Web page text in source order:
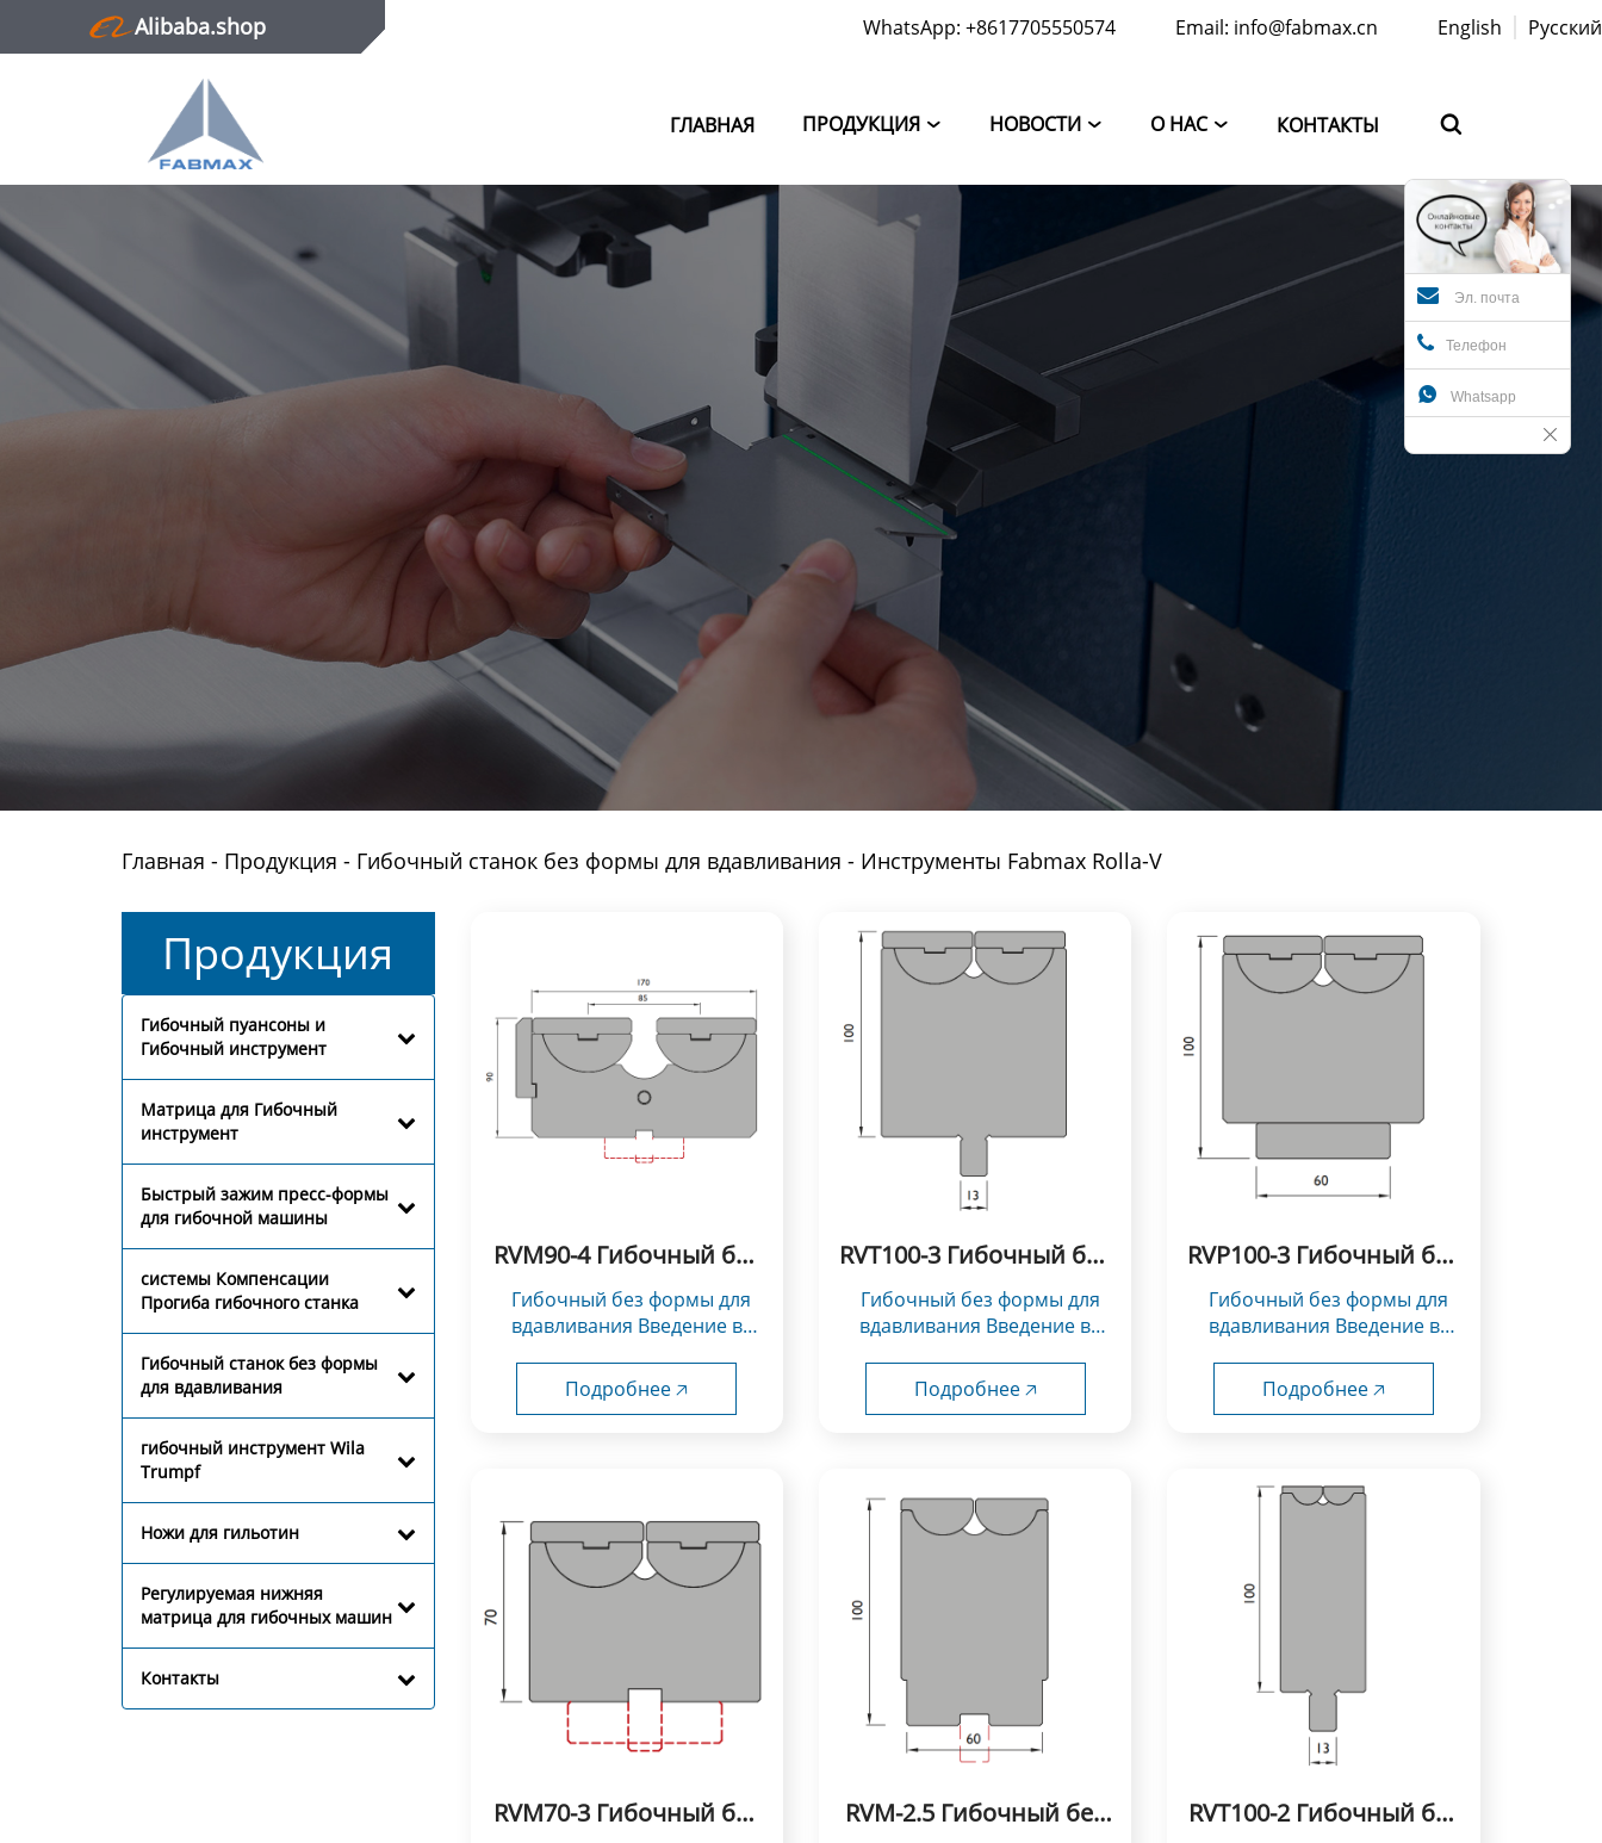
Alibaba.shop WhatsApp: +8617705550574 Email: info@fabmax.cn English Русский
ГЛАВНАЯ ПРОДУКЦИЯ  НОВОСТИ  О НАС  КОНТАКТЫ 
Главная
Контактная информация
Эл. почта
Телефон
 Whatsapp
Главная - Продукция - Гибочный станок без формы для вдавливания - Инструменты Fabmax Rolla-V
Продукция
Гибочный пуансоны и
Гибочный инструмент
Матрица для Гибочный
инструмент
Быстрый зажим пресс-формы
для гибочной машины
системы Компенсации
Прогиба гибочного станка
Гибочный станок без формы
для вдавливания
гибочный инструмент Wila
Trumpf
Ножи для гильотин
Регулируемая нижняя
матрица для гибочных машин
Контакты
RVM90-4 Гибочный без
вдавливания
вдавливания Введение в
Инструменты типа Rolla-V...
Подробнее 🡥
RVT100-3 Гибочный без
вдавливания
вдавливания Введение в
Инструменты типа Rolla-V...
Подробнее 🡥
RVP100-3 Гибочный без
вдавливания
вдавливания Введение в
Инструменты типа Rolla-V...
Подробнее 🡥
RVM70-3 Гибочный без
RVM-2.5 Гибочный без
RVT100-2 Гибочный без